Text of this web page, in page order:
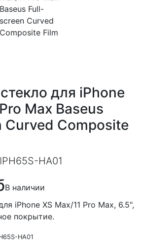
для iPhone
Max Baseus
Curved Composite
HA01
В наличии
iPhone XS Max/11 Pro Max, 6.5",
покрытие.
HA01